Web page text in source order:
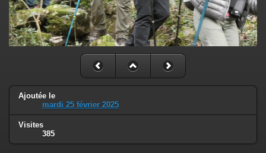
Ajoutée le
mardi 25 février 2025
Visites
385